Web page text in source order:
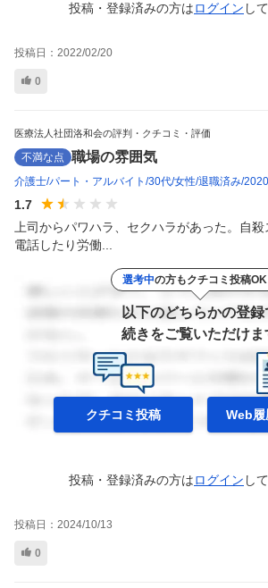
投稿・登録済みの方はログイン して
投稿日： 2022/02/20
0
医療法人社団洛和会の評判・クチコミ・評価
不満な点 職場の雰囲気
介護士 パート・アルバイト 30代 女性 退職済み
1.7
上司からパワハラ、セクハラがあった。自
電話したり労働...
選考中の方もクチコミ投稿OK
以下のどちらかの登録
続きをご覧いただけま
クチコミ投稿 Web履
投稿・登録済みの方はログイン して
投稿日： 2024/10/13
0